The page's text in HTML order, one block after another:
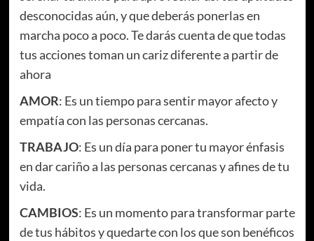
desconocidas aún, y que deberás ponerlas en
marcha poco a poco. Te darás cuenta de que todas
tus acciones toman un cariz diferente a partir de
ahora
AMOR: Es un tiempo para sentir mayor afecto y
empatía con las personas cercanas.
TRABAJO: Es un día para poner tu mayor énfasis
en dar cariño a las personas cercanas y afines de tu
vida.
CAMBIOS: Es un momento para transformar parte
de tus hábitos y quedarte con los que son benéficos